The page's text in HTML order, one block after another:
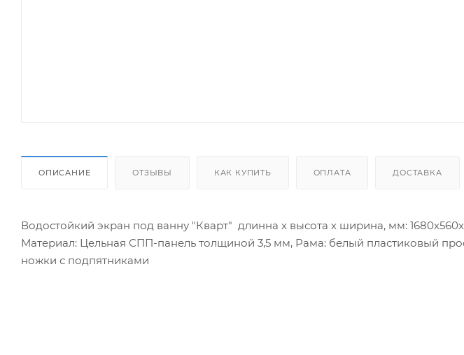
ОПИСАНИЕ ОТЗЫВЫ КАК КУПИТЬ ОПЛАТА ДОСТАВКА
Водостойкий экран под ванну "Кварт" длинна х высота х ширина, мм:
Материал: Цельная СПП-панель толщиной 3,5 мм, Рама: белый пластиковый
ножки с подпятниками